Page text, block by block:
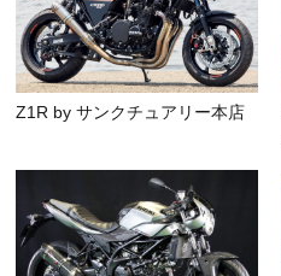
Z1R by サンクチュアリー本店